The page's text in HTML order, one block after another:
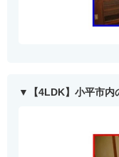
【4LDK】小平市